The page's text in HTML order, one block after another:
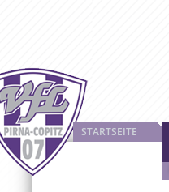
STARTSEITE